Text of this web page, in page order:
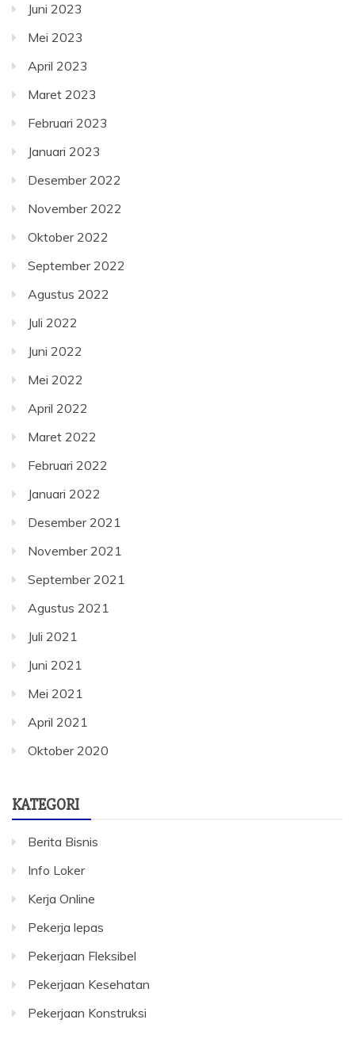
Juni 2023
Mei 2023
April 2023
Maret 2023
Februari 2023
Januari 2023
Desember 2022
November 2022
Oktober 2022
September 2022
Agustus 2022
Juli 2022
Juni 2022
Mei 2022
April 2022
Maret 2022
Februari 2022
Januari 2022
Desember 2021
November 2021
September 2021
Agustus 2021
Juli 2021
Juni 2021
Mei 2021
April 2021
Oktober 2020
KATEGORI
Berita Bisnis
Info Loker
Kerja Online
Pekerja lepas
Pekerjaan Fleksibel
Pekerjaan Kesehatan
Pekerjaan Konstruksi